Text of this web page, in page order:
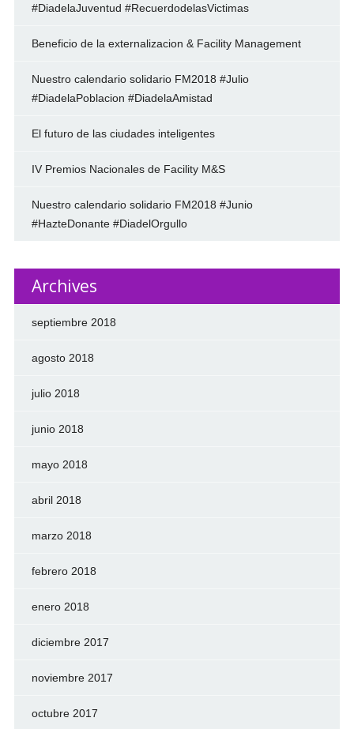
#DiadelaJuventud #RecuerdodelasVictimas
Beneficio de la externalizacion & Facility Management
Nuestro calendario solidario FM2018 #Julio
#DiadelaPoblacion #DiadelaAmistad
El futuro de las ciudades inteligentes
IV Premios Nacionales de Facility M&S
Nuestro calendario solidario FM2018 #Junio
#HazteDonante #DiadelOrgullo
Archives
septiembre 2018
agosto 2018
julio 2018
junio 2018
mayo 2018
abril 2018
marzo 2018
febrero 2018
enero 2018
diciembre 2017
noviembre 2017
octubre 2017